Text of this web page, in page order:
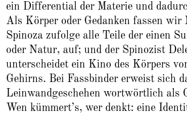
ein Differential der Materie und
Als Körper oder Gedanken fassen wir
Spinoza zufolge alle Teile der einen
oder Natur, auf; und der Spinozist
unterscheidet ein Kino des Körpers
Gehirns. Bei Fassbinder erweist sich
Leinwandgeschehen wortwörtlich als
Wen kümmert’s, wer denkt: eine